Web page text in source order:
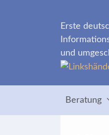
Erste
und
Beratung